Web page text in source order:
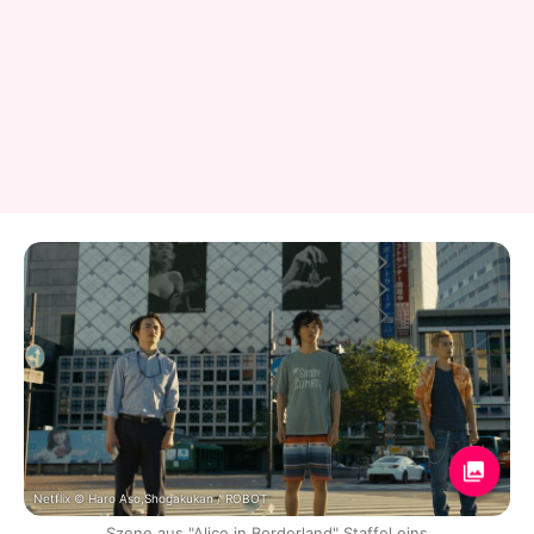
Netflix © Haro Aso,Shogakukan / ROBOT